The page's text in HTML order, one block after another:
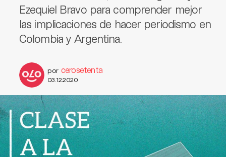
Ezequiel Bravo para comprender mejor
las implicaciones de hacer periodismo en
Colombia y Argentina.
por cerosetenta
03.12.2020